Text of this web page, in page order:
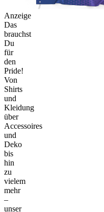
Anzeige
Das
brauchst
Du
für
den
Pride!
Von
Shirts
und
Kleidung
über
Accessoires
und
Deko
bis
hin
zu
vielem
mehr
–
unser